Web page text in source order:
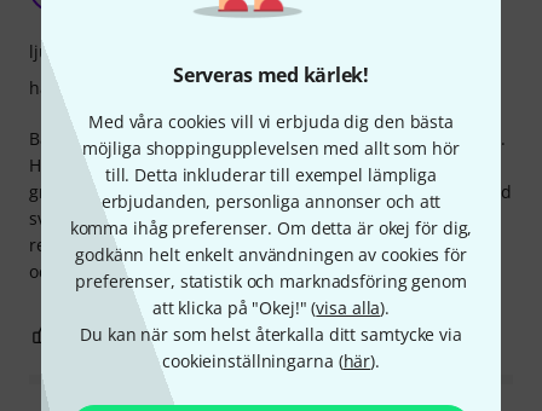
Serveras med kärlek!
Med våra cookies vill vi erbjuda dig den bästa
möjliga shoppingupplevelsen med allt som hör
till. Detta inkluderar till exempel lämpliga
erbjudanden, personliga annonser och att
komma ihåg preferenser. Om detta är okej för dig,
godkänn helt enkelt användningen av cookies för
preferenser, statistik och marknadsföring genom
att klicka på "Okej!" (visa alla).
Du kan när som helst återkalla ditt samtycke via
cookieinställningarna (här).
Bågen köptes som nybörjarbåge. Det är han väl lämpad för.
Hanteringen och utförande är tillräckliga för att lära sig
grunderna i bågspel. Alla basar som pilbågen spelades med
svarade bra (Pops kolofonium användes). Jag kan till fullo
rekommendera den till alla som vill börja spela kontrabas
och fortfarande letar efter en båge. Bra för priset!
ljud
hantverkskvalitet
0 ANMÄL RECENSION